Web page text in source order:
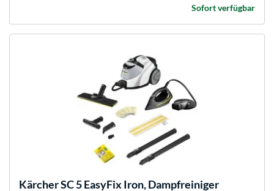
Sofort verfügbar
KärcherSC 5 EasyFix Iron, Dampfreiniger